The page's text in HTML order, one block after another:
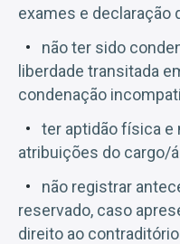
exames e declaração
não ter sido
liberdade transitada
condenação
ter aptidão física e
atribuições do cargo/
não registrar
reservado, caso
direito ao